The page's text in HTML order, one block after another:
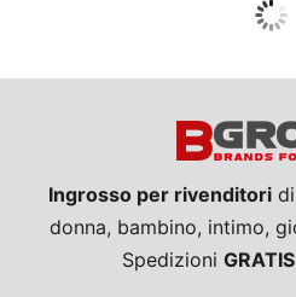
Guarda
Ingrosso per rivenditoridi
donna, bambino, intimo,
Spedizioni GRATIS